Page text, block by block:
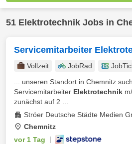
51 Elektrotechnik Jobs in
Servicemitarbeiter
Vollzeit JobRad
... unseren Standort in Chemnitz
Servicemitarbeiter Elektrotechnik
zunächst auf 2 ...
Ströer Deutsche Städte Medien
Chemnitz
vor 1 Tag